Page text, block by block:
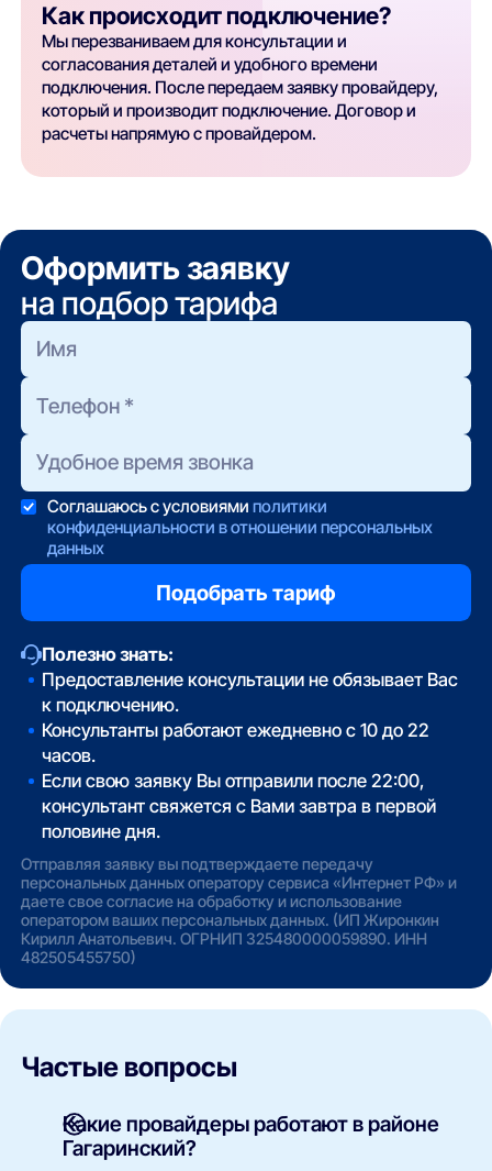
Как происходит подключение?
Мы перезваниваем для консультации и
согласования деталей и удобного времени
подключения. После передаем заявку провайдеру,
который и производит подключение. Договор и
расчеты напрямую с провайдером.
Оформить заявку
на подбор тарифа
Соглашаюсь с условиями политики
конфиденциальности в отношении персональных
данных
Полезно знать:
Предоставление консультации не обязывает Вас
к подключению.
Консультанты работают ежедневно с 10 до 22
часов.
Если свою заявку Вы отправили после 22:00,
консультант свяжется с Вами завтра в первой
половине дня.
Отправляя заявку вы подтверждаете передачу
персональных данных оператору сервиса «Интернет РФ» и
даете свое согласие на обработку и использование
оператором ваших персональных данных. (ИП Жиронкин
Кирилл Анатольевич. ОГРНИП 325480000059890. ИНН
482505455750)
Частые вопросы
Какие провайдеры работают в районе
Гагаринский?